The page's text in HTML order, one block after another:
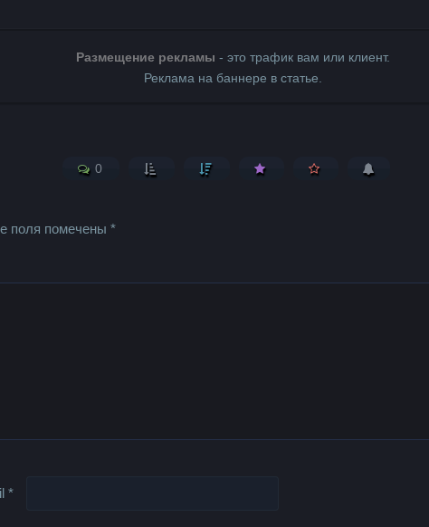
Размещение рекламы - это трафик вам или клиент.
Реклама на баннере в статье.
0
поля помечены*
*